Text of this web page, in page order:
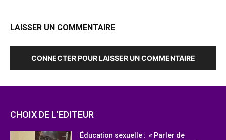
LAISSER UN COMMENTAIRE
CONNECTER POUR LAISSER UN COMMENTAIRE
CHOIX DE L'EDITEUR
Éducation sexuelle : « Parler de